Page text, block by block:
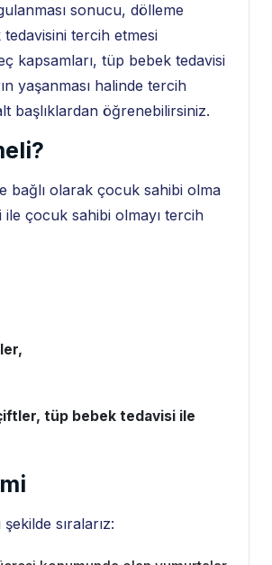
sonucu, dölleme
tercih etmesi
kapsamları, tüp bebek tedavisi
yaşanması halinde tercih
başlıklardan öğrenebilirsiniz.
bağlı olarak çocuk sahibi olma
çocuk sahibi olmayı tercih
tüp bebek tedavisi ile
sıralarız: